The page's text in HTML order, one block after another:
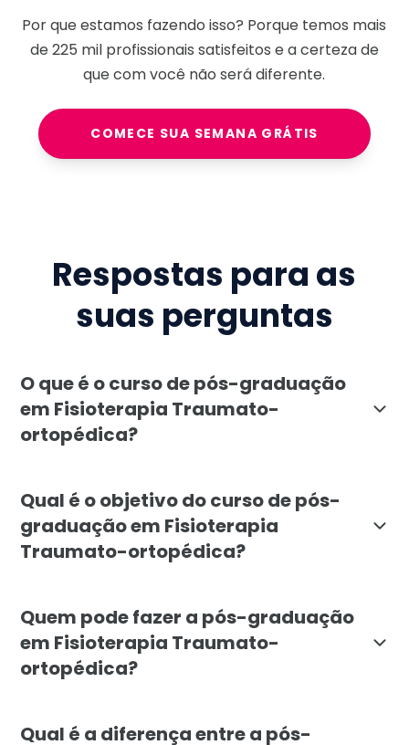
Por que estamos fazendo isso? Porque temos mais
de225 milprofissionais satisfeitos e a certeza de
que com você não será diferente.
COMECE SUA SEMANA GRÁTIS
Respostas para as
suas perguntas
O que é o curso de pós-graduação
em Fisioterapia Traumato-
ortopédica?
Qual é o objetivo do curso de pós-
graduação em Fisioterapia
Traumato-ortopédica?
Quem pode fazer a pós-graduação
em Fisioterapia Traumato-
ortopédica?
Qual é a diferença entre a pós-